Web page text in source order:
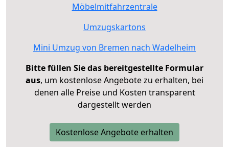
Möbelmitfahrzentrale
Umzugskartons
Mini Umzug von Bremen nach Wadelheim
Bitte füllen Sie das bereitgestellte Formular
aus, um kostenlose Angebote zu erhalten, bei
denen alle Preise und Kosten transparent
dargestellt werden
Kostenlose Angebote erhalten